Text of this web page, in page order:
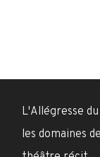
L'Allégresse
les domaines